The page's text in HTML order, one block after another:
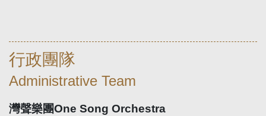
行政團隊
Administrative Team
灣聲樂團One Song Orchestra